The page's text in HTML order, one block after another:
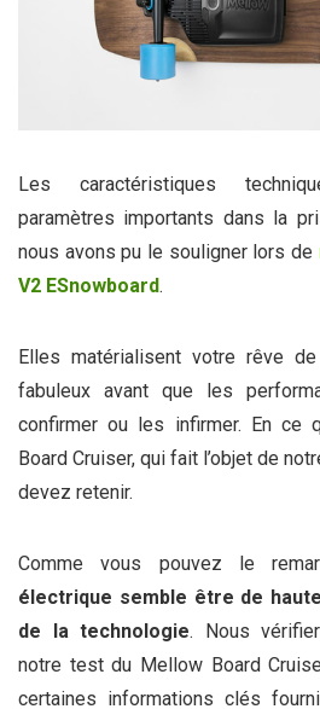
Les caractéristiques
paramètres importants dans la
nous avons pu le souligner lors de
V2 ESnowboard.
Elles matérialisent votre rêve
fabuleux avant que les
confirmer ou les infirmer. En ce
Board Cruiser, qui fait l’objet de
devez retenir.
Comme vous pouvez le
électrique semble être de
de la technologie. Nous
notre test du Mellow Board
certaines informations clés